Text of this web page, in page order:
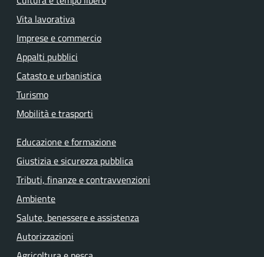
Vita lavorativa
Imprese e commercio
Appalti pubblici
Catasto e urbanistica
Turismo
Mobilità e trasporti
Educazione e formazione
Giustizia e sicurezza pubblica
Tributi, finanze e contravvenzioni
Ambiente
Salute, benessere e assistenza
Autorizzazioni